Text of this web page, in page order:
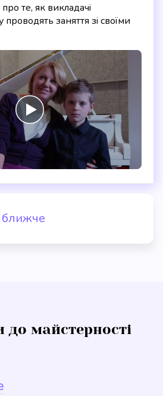
те, як викладачі
заняття зі своїми
ближче
до майстерності